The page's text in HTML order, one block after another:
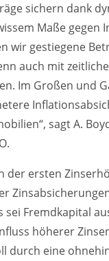
sichern dank
Maße gegen
wir gestiegene
auch mit
Im Großen und
sagt A.
der ersten
sei Fremdkapital
höherer
durch eine